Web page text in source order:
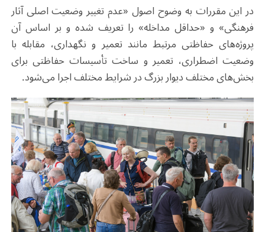
در این مقررات به وضوح اصول «عدم تغییر وضعیت اصلی آثار
فرهنگی» و «حداقل مداخله» را تعریف شده و بر اساس آن
پروژه‌های حفاظتی مرتبط مانند تعمیر و نگهداری، مقابله با
وضعیت اضطراری، تعمیر و ساخت تأسیسات حفاظتی برای
بخش‌های مختلف دیوار بزرگ در شرایط مختلف اجرا می‌شود.